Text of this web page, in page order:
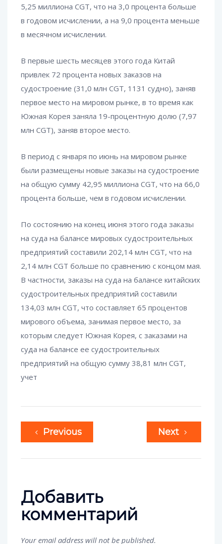
5,25 миллиона CGT, что на 3,0 процента больше
в годовом исчислении, а на 9,0 процента меньше
в месячном исчислении.
В первые шесть месяцев этого года Китай
привлек 72 процента новых заказов на
судостроение (31,0 млн CGT, 1131 судно), заняв
первое место на мировом рынке, в то время как
Южная Корея заняла 19-процентную долю (7,97
млн CGT), заняв второе место.
В период с января по июнь на мировом рынке
были размещены новые заказы на судостроение
на общую сумму 42,95 миллиона CGT, что на 66,0
процента больше, чем в годовом исчислении.
По состоянию на конец июня этого года заказы
на суда на балансе мировых судостроительных
предприятий составили 202,14 млн CGT, что на
2,14 млн CGT больше по сравнению с концом мая.
В частности, заказы на суда на балансе китайских
судостроительных предприятий составили
134,03 млн CGT, что составляет 65 процентов
мирового объема, занимая первое место, за
которым следует Южная Корея, с заказами на
суда на балансе ее судостроительных
предприятий на общую сумму 38,81 млн CGT,
учет
Previous Next
Добавить
комментарий
Your email address will not be published.